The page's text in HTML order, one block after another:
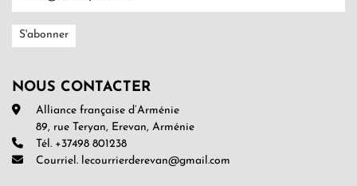
NOUS CONTACTER
Alliance française d’Arménie
89, rue Teryan, Erevan, Arménie
Tél. +37498 801238
Courriel. lecourrierderevan@gmail.com